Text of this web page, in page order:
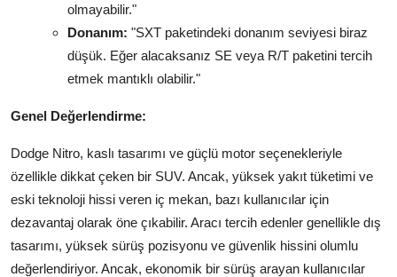
olmayabilir."
Donanım: "SXT paketindeki donanım seviyesi biraz
düşük. Eğer alacaksanız SE veya R/T paketini tercih
etmek mantıklı olabilir."
Genel Değerlendirme:
Dodge Nitro, kaslı tasarımı ve güçlü motor seçenekleriyle
özellikle dikkat çeken bir SUV. Ancak, yüksek yakıt tüketimi ve
eski teknoloji hissi veren iç mekan, bazı kullanıcılar için
dezavantaj olarak öne çıkabilir. Aracı tercih edenler genellikle dış
tasarımı, yüksek sürüş pozisyonu ve güvenlik hissini olumlu
değerlendiriyor. Ancak, ekonomik bir sürüş arayan kullanıcılar